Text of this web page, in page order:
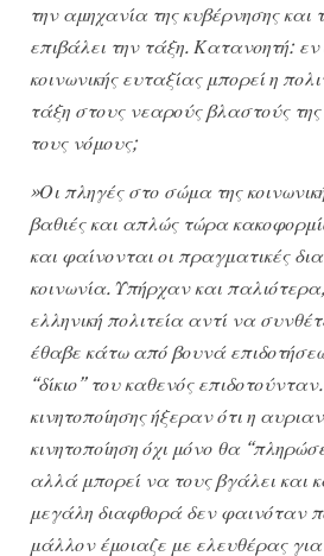
την αμηχανία της κυβέρνησης
επιβάλει την τάξη. Κατανοητή:
κοινωνικής ευταξίας μπορεί η
τάξη στους νεαρούς βλαστούς
τους νόμους;
»Οι πληγές στο σώμα της
βαθιές και απλώς τώρα
και φαίνονται οι πραγματικές
κοινωνία. Υπήρχαν και
ελληνική πολιτεία αντί να
έθαβε κάτω από βουνά
“δίκιο” του καθενός
κινητοποίησης ήξεραν ότι η
κινητοποίηση όχι μόνο θα
αλλά μπορεί να τους βγάλει και
μεγάλη διαφθορά δεν φαινόταν
μάλλον έμοιαζε με ελευθέρας για